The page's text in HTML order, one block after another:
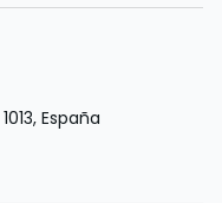
1013, España